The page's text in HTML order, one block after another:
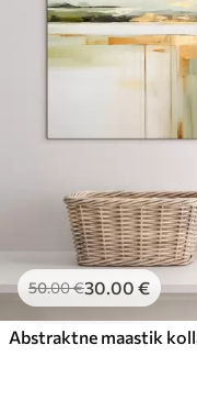
50.00€30.00 €